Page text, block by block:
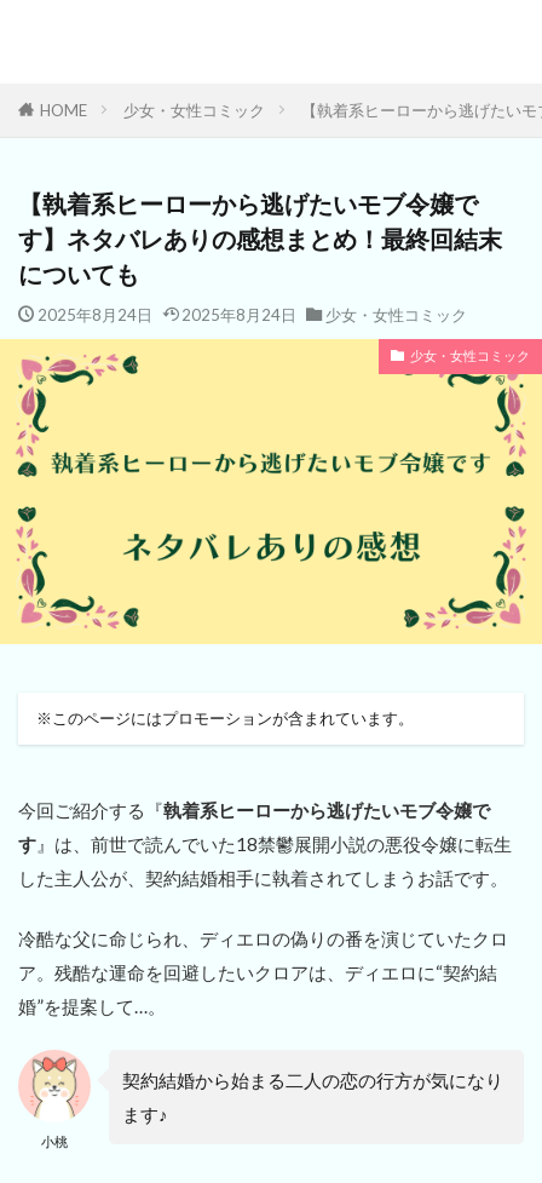
HOME 少女・女性コミック 【執着系ヒーローから逃げたい
【執着系ヒーローから逃げたいモブ令嬢で
す】ネタバレありの感想まとめ！最終回結末
についても
2025年8月24日 2025年8月24日 少女・女性コミック
少女・女性コミック
※このページにはプロモーションが含まれています。
今回ご紹介する『執着系ヒーローから逃げたいモブ令嬢で
す 』は、前世で読んでいた18禁鬱展開小説の悪役令嬢に転生
した主人公が、契約結婚相手に執着されてしまうお話です。
冷酷な父に命じられ、ディエロの偽りの番を演じていたクロ
ア。残酷な運命を回避したいクロアは、ディエロに“契約結
婚”を提案して…。
小桃
契約結婚から始まる二人の恋の行方が気になり
ます♪